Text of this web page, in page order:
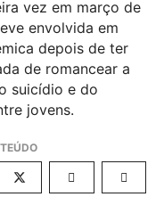
vez em março de
envolvida em
depois de ter
de romancear a
suicídio e do
jovens.